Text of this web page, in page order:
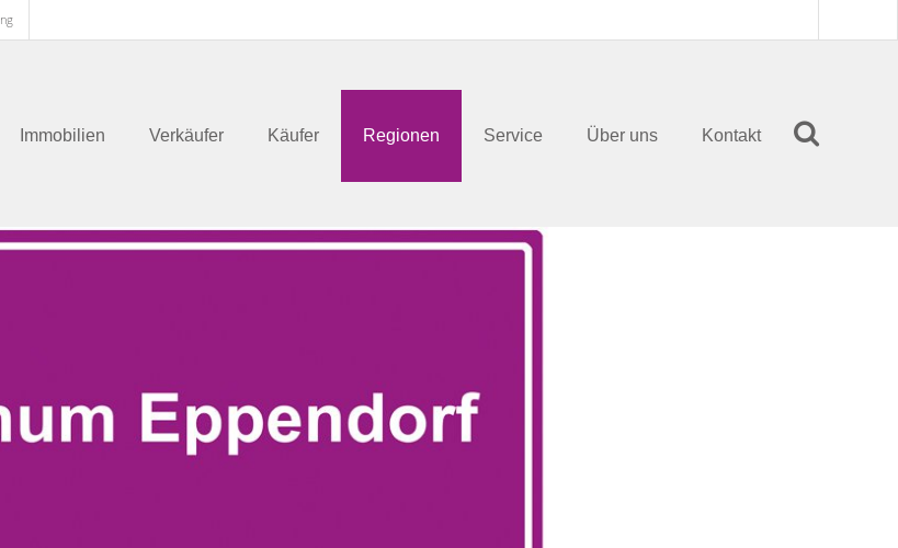
Immobilien Verkäufer Käufer Regionen Service Über uns Kontakt